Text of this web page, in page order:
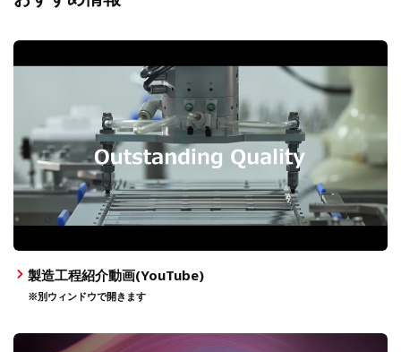
製造工程紹介動画(YouTube)
※別ウィンドウで開きます